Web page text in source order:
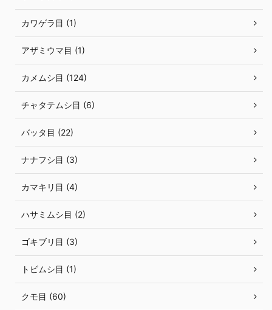
カワゲラ目 (1)
アザミウマ目 (1)
カメムシ目 (124)
チャタテムシ目 (6)
バッタ目 (22)
ナナフシ目 (3)
カマキリ目 (4)
ハサミムシ目 (2)
ゴキブリ目 (3)
トビムシ目 (1)
クモ目 (60)